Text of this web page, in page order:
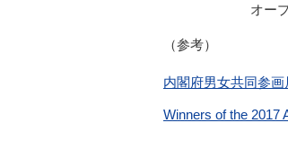
オー
（参考）
内閣府男女共同参画
Winners of the 2017